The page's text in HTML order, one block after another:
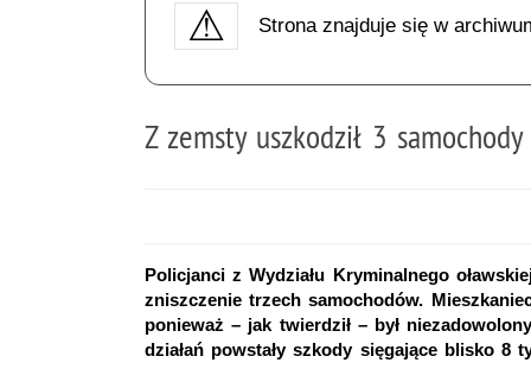
Strona znajduje się w
Z zemsty uszkodził 3
Policjanci z Wydziału Kryminalnego
zniszczenie trzech samochodów.
ponieważ – jak twierdził – był
działań powstały szkody sięgające blisko 8